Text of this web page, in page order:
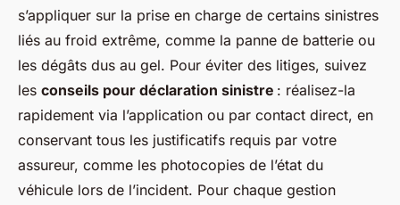
s’appliquer sur la prise en charge de certains sinistres
liés au froid extrême, comme la panne de batterie ou
les dégâts dus au gel. Pour éviter des litiges, suivez
les conseils pour déclaration sinistre : réalisez-la
rapidement via l’application ou par contact direct, en
conservant tous les justificatifs requis par votre
assureur, comme les photocopies de l’état du
véhicule lors de l’incident. Pour chaque gestion